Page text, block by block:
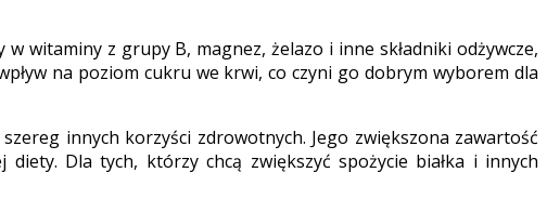
witaminy z grupy B, magnez, żelazo i inne składniki odżywcze,
na poziom cukru we krwi, co czyni go dobrym wyborem dla
innych korzyści zdrowotnych. Jego zwiększona zawartość
Dla tych, którzy chcą zwiększyć spożycie białka i innych